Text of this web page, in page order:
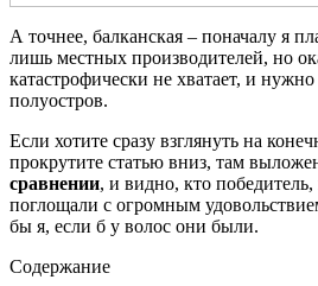
А точнее, балканская – поначалу я
лишь местных производителей, но
катастрофически не хватает, и
полуостров.
Если хотите сразу взглянуть на
прокрутите статью вниз, там
сравнении, и видно, кто
поглощали с огромным
бы я, если б у волос они были.
Содержание